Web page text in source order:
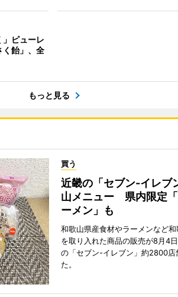
」ピューレ
く飴」、全
もっと見る
買う
近畿の「セブン-イレブ
山メニュー 県内限定
ーメン」も
和歌山県産食材やラーメンなど
を取り入れた商品の販売が8月4
の「セブン-イレブン」約2800店
た。